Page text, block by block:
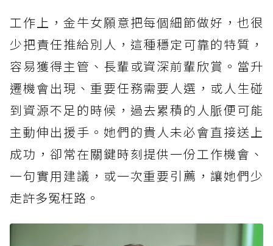
工作上，金牛女願意把每個細節做好，也很
少把責任推給別人，這種穩定可靠的特質，
容易獲得主管、長輩或資深前輩欣賞。當升
遷機會出現、重要任務需要人選，或人生碰
到資源不足的時候，過去累積的人脈便可能
主動伸出援手。她們的貴人未必會直接送上
成功，卻常在關鍵時刻提供一份工作機會、
一句實用建議，或一次重要引薦，讓她們少
走許多冤枉路。